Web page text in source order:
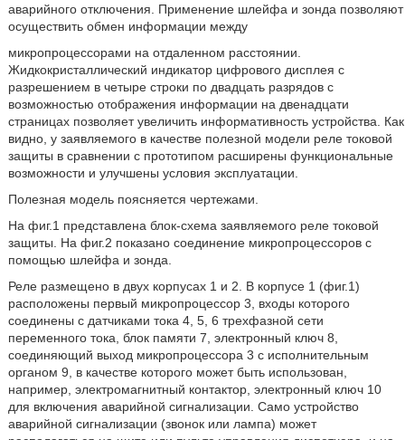
аварийного отключения. Применение шлейфа и зонда позволяют
осуществить обмен информации между
микропроцессорами на отдаленном расстоянии.
Жидкокристаллический индикатор цифрового дисплея с
разрешением в четыре строки по двадцать разрядов с
возможностью отображения информации на двенадцати
страницах позволяет увеличить информативность устройства. Как
видно, у заявляемого в качестве полезной модели реле токовой
защиты в сравнении с прототипом расширены функциональные
возможности и улучшены условия эксплуатации.
Полезная модель поясняется чертежами.
На фиг.1 представлена блок-схема заявляемого реле токовой
защиты. На фиг.2 показано соединение микропроцессоров с
помощью шлейфа и зонда.
Реле размещено в двух корпусах 1 и 2. В корпусе 1 (фиг.1)
расположены первый микропроцессор 3, входы которого
соединены с датчиками тока 4, 5, 6 трехфазной сети
переменного тока, блок памяти 7, электронный ключ 8,
соединяющий выход микропроцессора 3 с исполнительным
органом 9, в качестве которого может быть использован,
например, электромагнитный контактор, электронный ключ 10
для включения аварийной сигнализации. Само устройство
аварийной сигнализации (звонок или лампа) может